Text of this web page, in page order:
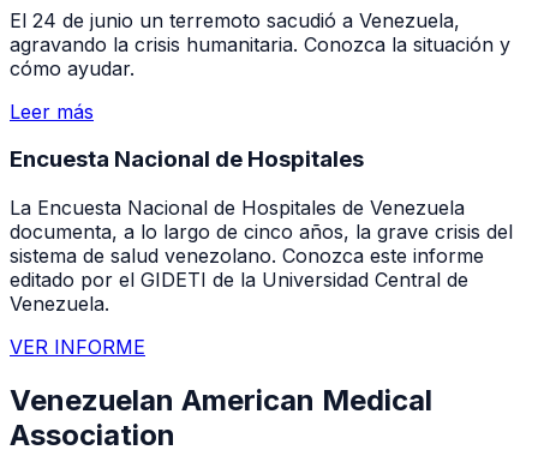
El 24 de junio un terremoto sacudió a Venezuela,
agravando la crisis humanitaria. Conozca la situación y
cómo ayudar.
Leer más
Encuesta Nacional de Hospitales
La Encuesta Nacional de Hospitales de Venezuela
documenta, a lo largo de cinco años, la grave crisis del
sistema de salud venezolano. Conozca este informe
editado por el GIDETI de la Universidad Central de
Venezuela.
VER INFORME
Venezuelan American Medical
Association